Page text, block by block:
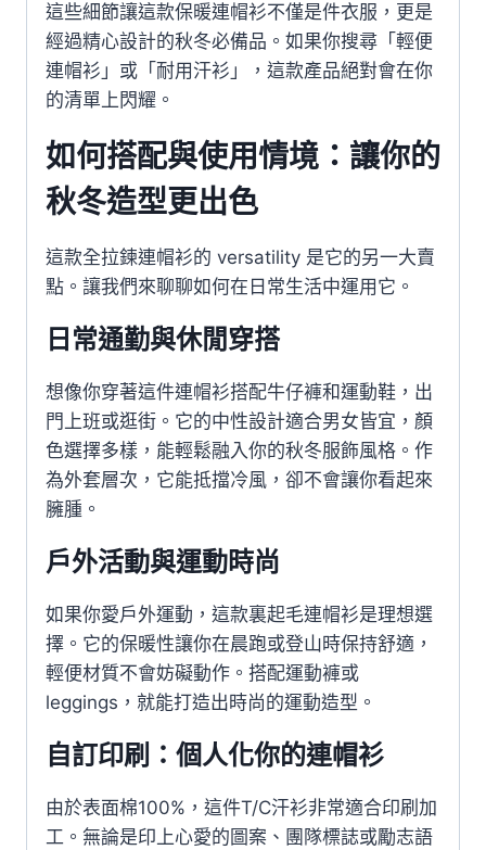
這些細節讓這款保暖連帽衫不僅是件衣服，更是
經過精心設計的秋冬必備品。如果你搜尋「輕便
連帽衫」或「耐用汗衫」，這款產品絕對會在你
的清單上閃耀。
如何搭配與使用情境：讓你的
秋冬造型更出色
這款全拉鍊連帽衫的 versatility 是它的另一大賣
點。讓我們來聊聊如何在日常生活中運用它。
日常通勤與休閒穿搭
想像你穿著這件連帽衫搭配牛仔褲和運動鞋，出
門上班或逛街。它的中性設計適合男女皆宜，顏
色選擇多樣，能輕鬆融入你的秋冬服飾風格。作
為外套層次，它能抵擋冷風，卻不會讓你看起來
臃腫。
戶外活動與運動時尚
如果你愛戶外運動，這款裏起毛連帽衫是理想選
擇。它的保暖性讓你在晨跑或登山時保持舒適，
輕便材質不會妨礙動作。搭配運動褲或
leggings，就能打造出時尚的運動造型。
自訂印刷：個人化你的連帽衫
由於表面棉100%，這件T/C汗衫非常適合印刷加
工。無論是印上心愛的圖案、團隊標誌或勵志語